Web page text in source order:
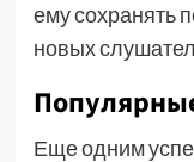
ему сохранять
новых
Еще одним